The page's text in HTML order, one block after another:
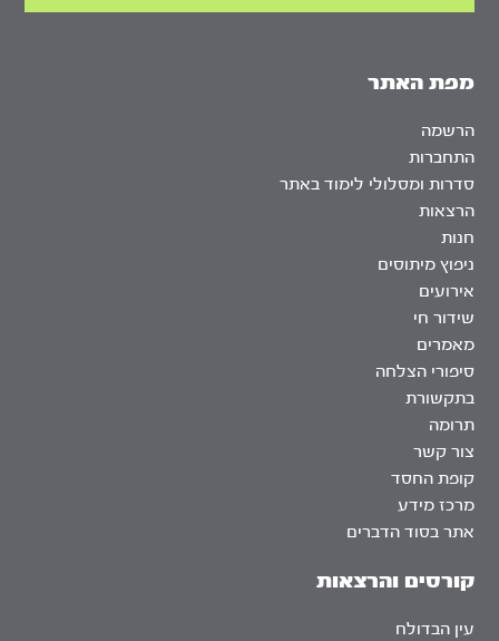
מפת האתר
הרשמה
התחברות
סדרות ומסלולי לימוד באתר
הרצאות
חנות
ניפוץ מיתוסים
אירועים
שידור חי
מאמרים
סיפורי הצלחה
בתקשורת
תרומה
צור קשר
קופת החסד
מרכז מידע
אתר בסוד הדברים
קורסים והרצאות
עין הבדולח